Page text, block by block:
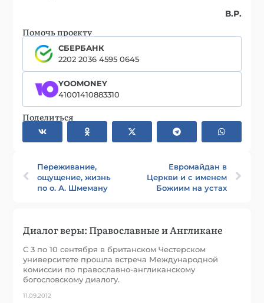
В.Р.
Помочь проекту
СБЕРБАНК
2202 2036 4595 0645
YOOMONEY
41001410883310
Поделиться
Переживание,
ощущение, жизнь
по о. А. Шмеману
Евромайдан в
Церкви и с именем
Божиим на устах
Диалог веры: Православные и Англикане
С 3 по 10 сентября в британском Честерском
университете прошла встреча Международной
комиссии по православно-англиканскому
богословскому диалогу.
11.09.2012